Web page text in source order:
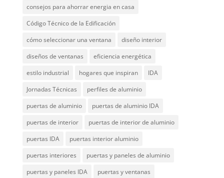
consejos para ahorrar energia en casa
Código Técnico de la Edificación
cómo seleccionar una ventana
diseño interior
diseños de ventanas
eficiencia energética
estilo industrial
hogares que inspiran
IDA
Jornadas Técnicas
perfiles de aluminio
puertas de aluminio
puertas de aluminio IDA
puertas de interior
puertas de interior de aluminio
puertas IDA
puertas interior aluminio
puertas interiores
puertas y paneles de aluminio
puertas y paneles IDA
puertas y ventanas